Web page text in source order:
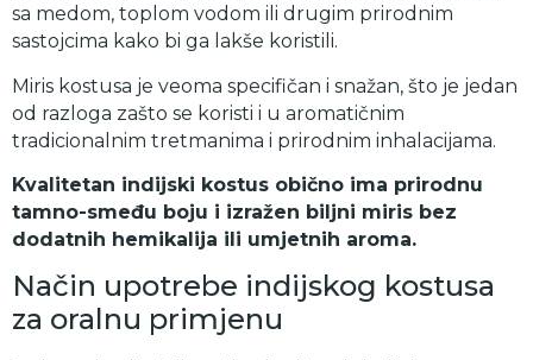
sa medom, toplom vodom ili drugim prirodnim
sastojcima kako bi ga lakše koristili.
Miris kostusa je veoma specifičan i snažan, što je jedan
od razloga zašto se koristi i u aromatičnim
tradicionalnim tretmanima i prirodnim inhalacijama.
Kvalitetan indijski kostus obično ima prirodnu
tamno-smeđu boju i izražen biljni miris bez
dodatnih hemikalija ili umjetnih aroma.
Način upotrebe indijskog kostusa
za oralnu primjenu